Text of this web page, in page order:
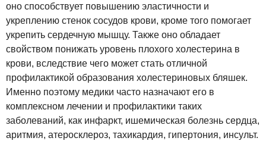
оно способствует повышению эластичности и
укреплению стенок сосудов крови, кроме того помогает
укрепить сердечную мышцу. Также оно обладает
свойством понижать уровень плохого холестерина в
крови, вследствие чего может стать отличной
профилактикой образования холестериновых бляшек.
Именно поэтому медики часто назначают его в
комплексном лечении и профилактики таких
заболеваний, как инфаркт, ишемическая болезнь сердца,
аритмия, атеросклероз, тахикардия, гипертония, инсульт.